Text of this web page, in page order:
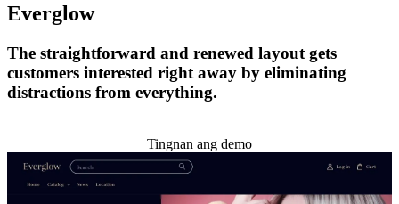
Everglow
The straightforward and renewed layout gets
customers interested right away by eliminating
distractions from everything.
Tingnan ang demo